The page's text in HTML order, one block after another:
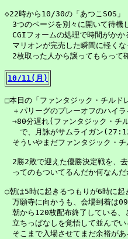
◇22時から10/30の「あつこSOS」
3つのページを別々に開いて待
CGIフォームの処理で時間がかか
マリオンが完売した瞬間に軽くな
2枚取った人から譲ってもらって
10/11(月)
□本日の「ファンタジック・チルド
＋パリーグのプレーオフのハイラ
→80分遅れ(ファンタジック・
で、月詠がサムライガン
そういやまだファンタジック・
2勝2敗で迎えた優勝決定戦を、
ってのもついてるんだか何なんだ
○朝は5時に起きるつもりが6時に
万願寺に向かうも、会場到着は
朝から120枚配布終了している、
立ちっぱなしを覚悟して並んで
そこまで入場させてまだ余裕が